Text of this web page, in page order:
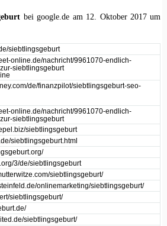
bei google.de am 12. Oktober 2017 um
siebtlingsgeburt
online.de/nachricht/9961070-endlich-
siebtlingsgeburt
de/finanzpilot/siebtlingsgeburt-seo-
online.de/nachricht/9961070-endlich-
siebtlingsgeburt
siebtlingsgeburt
siebtlingsgeburt.html
3/de/siebtlingsgeburt
siebtlingsgeburt/
onlinemarketing/siebtlingsgeburt/
siebtlingsgeburt/
siebtlingsgeburt/